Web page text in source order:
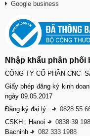
Google business
Nhập khẩu phân phối
CÔNG TY CỔ PHẦN CNC
Giấy phép đăng ký kinh
ngày 09.05.2017
Đăng ký đại lý : -
0828 55
CSKH : Hanoi - 0838 39
Bacninh -
082 333 1988